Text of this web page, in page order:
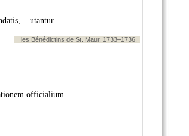
utantur.
les Bénédictins de St. Maur, 1733–1736.
officialium.